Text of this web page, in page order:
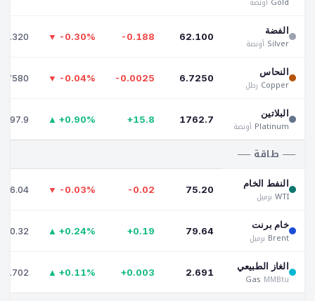
الفضة
Silver أونصة
62.100
-0.188
▼ -0.30%
النحاس
Copper رطل
6.7250
-0.0025
▼ -0.04%
البلاتين
Platinum أونصة
1762.7
+15.8
▲ +0.90%
── طاقة ──
النفط الخام
WTI برميل
75.20
-0.02
▼ -0.03%
76.04
خام برنت
Brent برميل
79.64
+0.19
▲ +0.24%
80.32
الغاز الطبيعي
Gas MMBtu
2.691
+0.003
▲ +0.11%
2.702